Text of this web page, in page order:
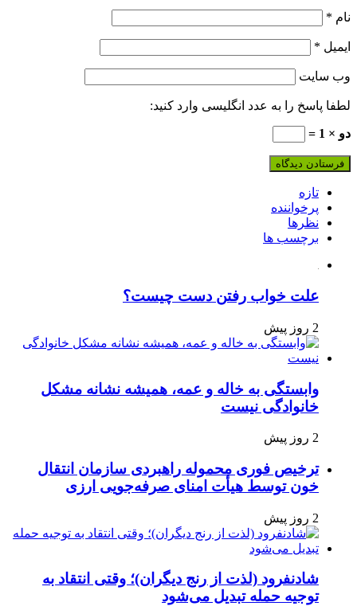
نام *
ایمیل *
وب‌ سایت
لطفا پاسخ را به عدد انگلیسی وارد کنید:
دو × 1 =
تازه
پرخواننده
نظرها
برچسب ها
علت خواب رفتن دست چیست؟
2 روز پیش
وابستگی به خاله و عمه، همیشه نشانه مشکل
خانوادگی نیست
2 روز پیش
ترخیص فوری محموله راهبردی سازمان انتقال
خون توسط هیأت امنای صرفه‌جویی ارزی
2 روز پیش
شادنفرود (لذت از رنج دیگران)؛ وقتی انتقاد به
توجیه حمله تبدیل می‌شود